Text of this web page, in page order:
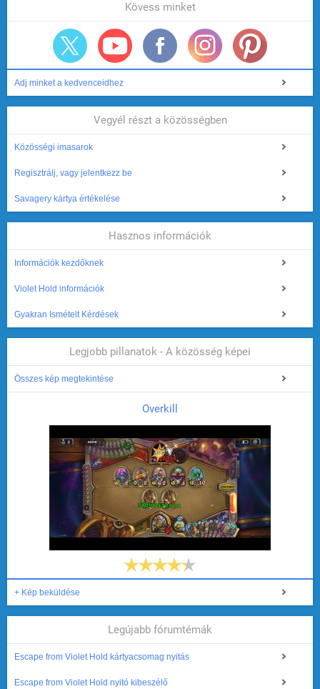
Kövess minket
Adj minket a kedvenceidhez
Vegyél részt a közösségben
Közösségi imasarok
Regisztrálj, vagy jelentkezz be
Savagery kártya értékelése
Hasznos információk
Információk kezdőknek
Violet Hold információk
Gyakran Ismételt Kérdések
Legjobb pillanatok - A közösség képei
Összes kép megtekintése
Overkill
+ Kép beküldése
Legújabb fórumtémák
Escape from Violet Hold kártyacsomag nyitás
Escape from Violet Hold nyitó kibeszélő